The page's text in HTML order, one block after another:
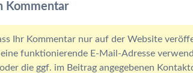
Kommentar
Ihr Kommentar nur auf der Website
funktionierende E-Mail-Adresse
oder die ggf. im Beitrag angegebenen